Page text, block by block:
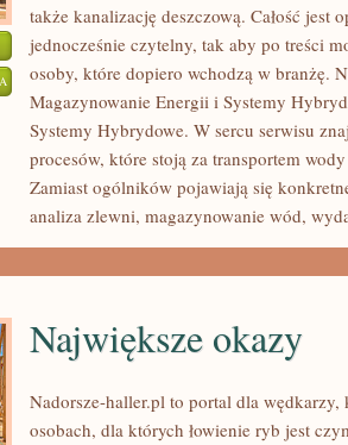
DIAGNOSTYKA
SERWIS
także kanalizację deszczową. Całość jest
jednocześnie czytelny, tak aby po treści
osoby, które dopiero wchodzą w branżę.
Magazynowanie Energii i Systemy
Systemy Hybrydowe. W sercu serwisu
procesów, które stoją za transportem
Zamiast ogólników pojawiają się
analiza zlewni, magazynowanie wód,
Największe okazy
Nadorsze-haller.pl to portal dla wędkarzy,
osobach, dla których łowienie ryb jest